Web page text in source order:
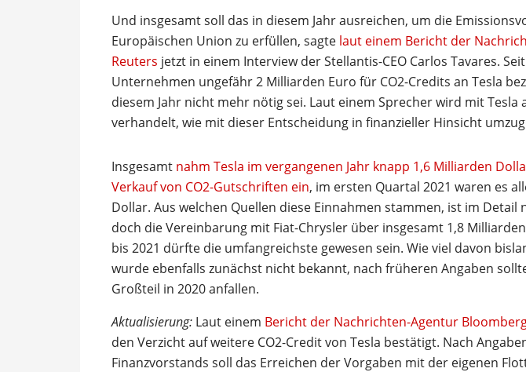
Und insgesamt soll das in diesem Jahr ausreichen, um die
Europäischen Union zu erfüllen, sagte laut einem Bericht der
Reuters jetzt in einem Interview der Stellantis-CEO Carlos Tavares.
Unternehmen ungefähr 2 Milliarden Euro für CO2-Credits an Tesla
diesem Jahr nicht mehr nötig sei. Laut einem Sprecher wird mit Tesla
verhandelt, wie mit dieser Entscheidung in finanzieller Hinsicht
Insgesamt nahm Tesla im vergangenen Jahr knapp 1,6 Milliarden
Verkauf von CO2-Gutschriften ein, im ersten Quartal 2021 waren es
Dollar. Aus welchen Quellen diese Einnahmen stammen, ist im Detail
doch die Vereinbarung mit Fiat-Chrysler über insgesamt 1,8
bis 2021 dürfte die umfangreichste gewesen sein. Wie viel davon
wurde ebenfalls zunächst nicht bekannt, nach früheren Angaben
Großteil in 2020 anfallen.
Aktualisierung: Laut einem Bericht der Nachrichten-Agentur
den Verzicht auf weitere CO2-Credit von Tesla bestätigt. Nach
Finanzvorstands soll das Erreichen der Vorgaben mit der eigenen